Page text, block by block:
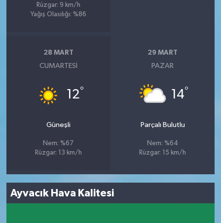
Rüzgar: 9 km/h
Yağış Olasılığı: %86
28 MART
CUMARTESI
12°
Güneşli
Nem: %67
Rüzgar: 13 km/h
29 MART
PAZAR
14°
Parçalı Bulutlu
Nem: %64
Rüzgar: 15 km/h
Ayvacık Hava Kalitesi